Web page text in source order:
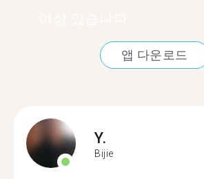
앱 다운로드
Y.
Bijie